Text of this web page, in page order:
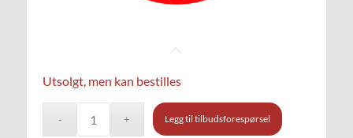
Utsolgt, men kan bestilles
Legg til tilbudsforespørsel